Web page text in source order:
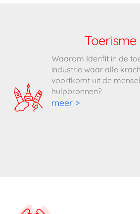
Toerisme
Waarom Idenfit in de
industrie waar alle
voortkomt uit de
hulpbronnen?
meer >